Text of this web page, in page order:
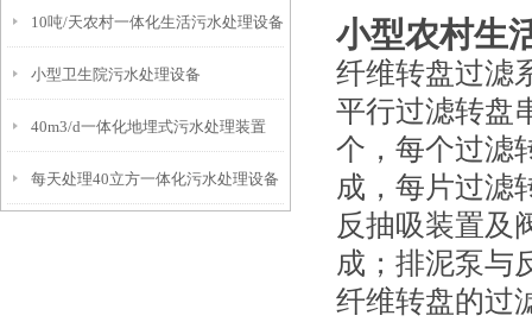
10吨/天农村一体化生活污水处理设备
小型卫生院污水处理设备
40m3/d一体化地埋式污水处理装置
每天处理40立方一体化污水处理设备
小型农村生
纤维转盘过滤
平行过滤转盘
个，每个过滤
成，每片过滤
反抽吸装置及
成；排泥泵与
纤维转盘的过